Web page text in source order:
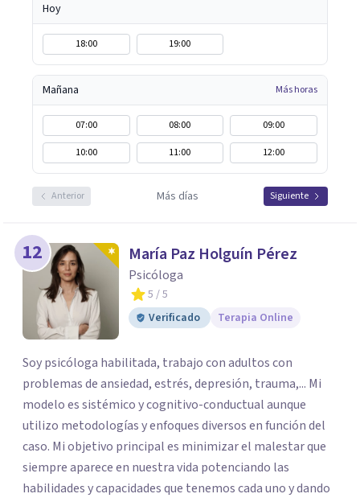
Hoy
18:00 19:00
Mañana Más horas
07:00 08:00
09:00
10:00
11:00 12:00
Anterior Más días Siguiente
12 María Paz Holguín Pérez
Psicóloga
5 / 5
Verificado
Terapia Online
Soy psicóloga habilitada, trabajo con adultos con
problemas de ansiedad, estrés, depresión, trauma,... Mi
modelo es sistémico y cognitivo-conductual aunque
utilizo metodologías y enfoques diversos en función del
caso. Mi objetivo principal es minimizar el malestar que
siempre aparece en nuestra vida potenciando las
habilidades y capacidades que tenemos cada uno y dando